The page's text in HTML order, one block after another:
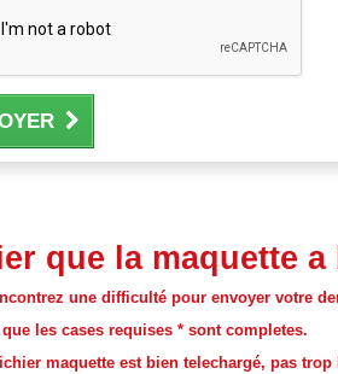
que la maquette
une difficulté pour envoyer votre
les cases requises * sont completes.
maquette est bien telechargé, pas